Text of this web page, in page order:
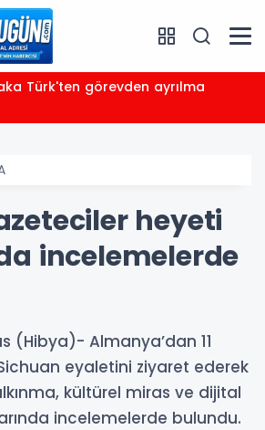
Türk'ten görevden ayrılma
heyeti
incelemelerde
(Hibya)- Almanya’dan 11
eyaletini ziyaret ederek
kültürel miras ve dijital
incelemelerde bulundu.